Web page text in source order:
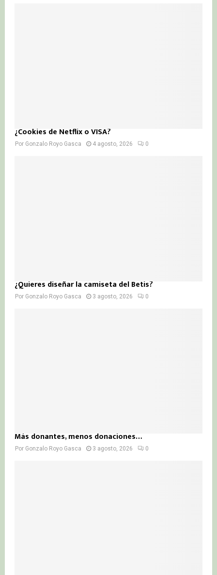
¿Cookies de Netflix o VISA?
Por Gonzalo Royo Gasca 4 agosto, 2026 0
¿Quieres diseñar la camiseta del Betis?
Por Gonzalo Royo Gasca 3 agosto, 2026 0
Más donantes, menos donaciones…
Por Gonzalo Royo Gasca 3 agosto, 2026 0